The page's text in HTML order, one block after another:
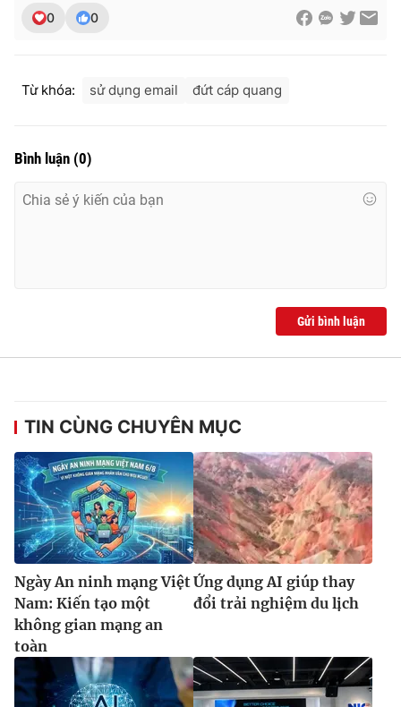
Ðiện thoại Thời báo VTV:
® Cấm sao chép dưới mọi hình thức nếu không có sự chấp
thuận bằng văn bản. Ghi rõ nguồn VTV.vn khi phát hành lại
0 0
Từ khóa: sử dụng email đứt cáp quang
Bình luận (0)
Gửi bình luận
TIN CÙNG CHUYÊN MỤC
Ngày An ninh mạng Việt
Nam: Kiến tạo một
không gian mạng an
toàn
Ứng dụng AI giúp thay
đổi trải nghiệm du lịch